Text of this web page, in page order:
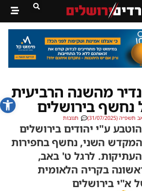
פתחמהשנה הרביעית
נחשף בירושלים
(31/07/2025) תגובות
ע"י יהודים בירושלים
המקדש השני, נחשף בחפירות
לרגל ט' באב,
בקריה הלאומית
א"י בירושלים